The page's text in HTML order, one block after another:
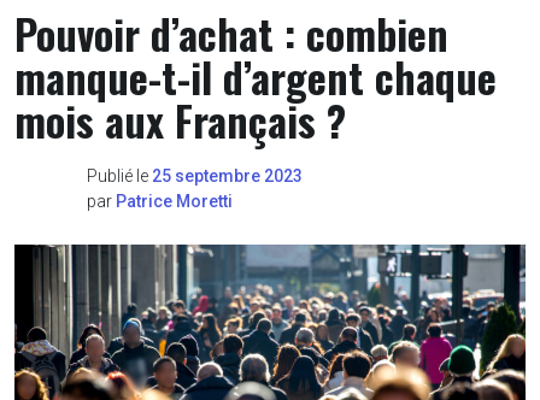
Pouvoir d’achat : combien
manque-t-il d’argent chaque
mois aux Français ?
Publié le 25 septembre 2023
par Patrice Moretti